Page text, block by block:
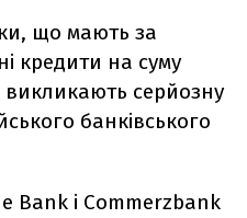
що мають за
кредити на суму
серйозну
банківського
Bank і Commerzbank